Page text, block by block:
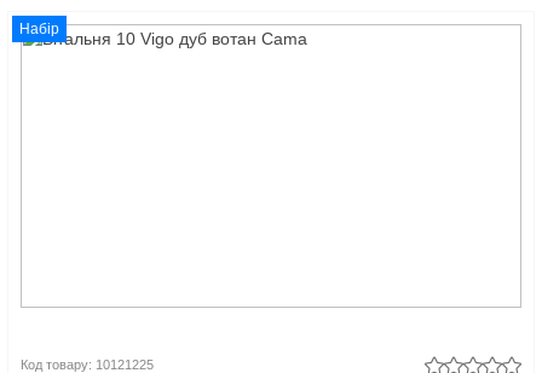
Набір
Код товару: 10121225